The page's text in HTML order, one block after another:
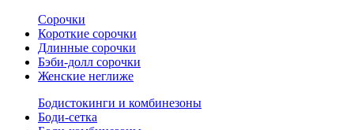
Сорочки
Короткие сорочки
Длинные сорочки
Бэби-долл сорочки
Женские неглиже
Бодистокинги и комбинезоны
Боди-сетка